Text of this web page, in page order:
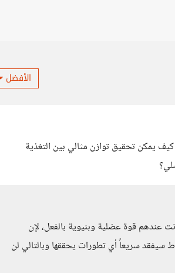
الأفضل
يمكن تحقيق توازن مثالي بين التغذية
عندهم قوة عضلية وبنيوية بالفعل، لإن
سيفقد سريعاً أي تطورات يحققها وبالتالي لن